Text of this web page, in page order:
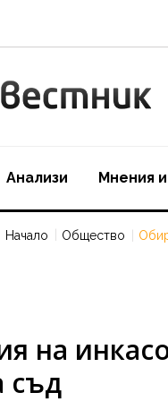
Aнализи Мнения
Начало Oбщество
на
съд